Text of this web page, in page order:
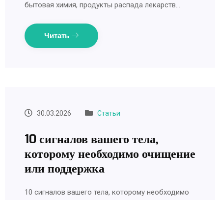
бытовая химия, продукты распада лекарств…
Читать
30.03.2026 Статьи
10 сигналов вашего тела,
которому необходимо очищение
или поддержка
10 сигналов вашего тела, которому необходимо